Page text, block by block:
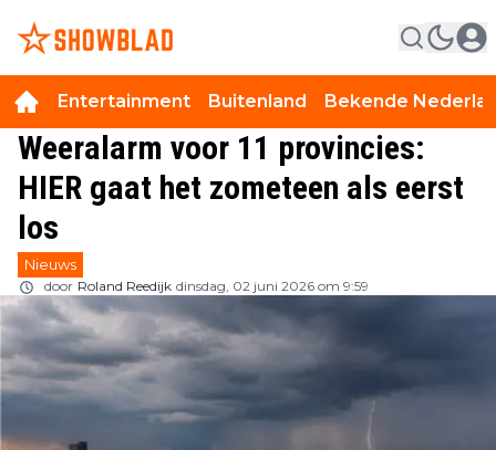
Entertainment Buitenland Bekende
Weeralarm voor 11 provincies:
HIER gaat het zometeen als eerst
los
Nieuws
door Roland Reedijk dinsdag, 02 juni 2026 om 9:59